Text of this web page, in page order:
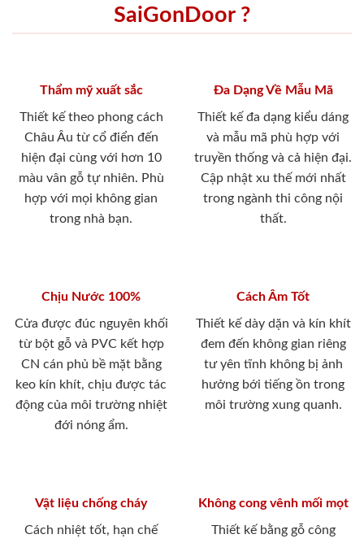
SaiGonDoor ?
Thẩm mỹ xuất sắc
Thiết kế theo phong cách
Châu Âu từ cổ điển đến
hiện đại cùng với hơn 10
màu vân gỗ tự nhiên. Phù
hợp với mọi không gian
trong nhà bạn.
Đa Dạng Về Mẫu Mã
Thiết kế đa dạng kiểu dáng
và mẫu mã phù hợp với
truyền thống và cả hiện đại.
Cập nhật xu thế mới nhất
trong ngành thi công nội
thất.
Chịu Nước 100%
Cửa được đúc nguyên khối
từ bột gỗ và PVC kết hợp
CN cán phủ bề mặt bằng
keo kín khít, chịu được tác
động của môi trường nhiệt
đới nóng ẩm.
Cách Âm Tốt
Thiết kế dày dặn và kín khít
đem đến không gian riêng
tư yên tĩnh không bị ảnh
hưởng bới tiếng ồn trong
môi trường xung quanh.
Vật liệu chống cháy
Cách nhiệt tốt, hạn chế
Không cong vênh mối mọt
Thiết kế bằng gỗ công